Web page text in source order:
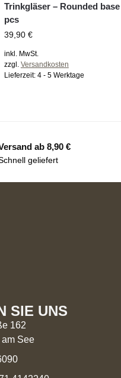
Trinkgläser – Rounded base
pcs
39,90 €
inkl. MwSt.
zzgl. Versandkosten
Lieferzeit: 4 - 5 Werktage
ab 8,90 €
geliefert
SIE UNS
162
See